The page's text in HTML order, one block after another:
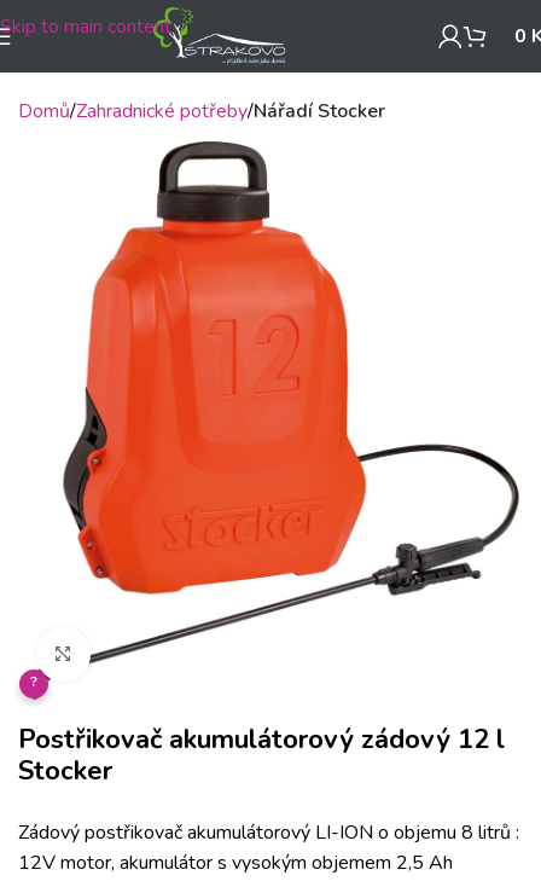
Skip to main content 0
Domů Zahradnické potřeby Nářadí Stocker
Klikněte pro zvětšení
?
Postřikovač akumulátorový zádový 12 l
Stocker
Zádový postřikovač akumulátorový LI-ION o objemu 8 litrů :
12V motor, akumulátor s vysokým objemem 2,5 Ah